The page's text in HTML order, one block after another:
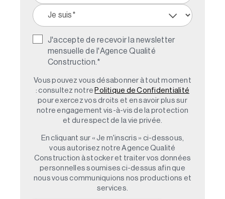
J'accepte de recevoir la newsletter
mensuelle de l'Agence Qualité
Construction. *
Vous pouvez vous désabonner à tout moment
: consultez notre Politique de Confidentialité
pour exercez vos droits et en savoir plus sur
notre engagement vis-à-vis de la protection
et du respect de la vie privée.
En cliquant sur « Je m'inscris » ci-dessous,
vous autorisez notre Agence Qualité
Construction à stocker et traiter vos données
personnelles soumises ci-dessus afin que
nous vous communiquions nos productions et
services.